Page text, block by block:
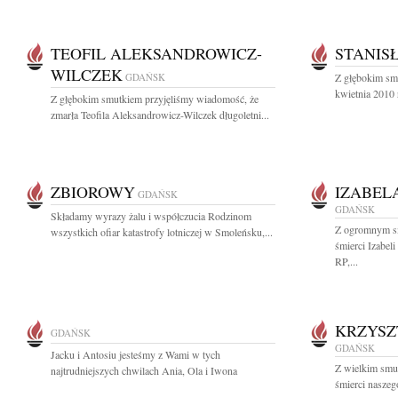
TEOFIL ALEKSANDROWICZ-
WILCZEK GDAŃSK
Z głębokim smutkiem przyjęliśmy wiadomość, że
zmarła Teofila Aleksandrowicz-Wilczek długoletni...
Z głębokim
kwietnia 2010
ZBIOROWY GDAŃSK
Składamy wyrazy żalu i współczucia Rodzinom
wszystkich ofiar katastrofy lotniczej w Smoleńsku,...
GDAŃSK
Z ogromnym
śmierci
RP,...
GDAŃSK
Jacku i Antosiu jesteśmy z Wami w tych
najtrudniejszych chwilach Ania, Ola i Iwona
GDAŃSK
Z wielkim
śmierci